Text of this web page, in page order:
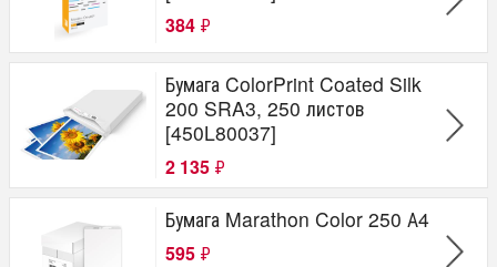
384 ₽
Бумага ColorPrint Coated Silk
200 SRA3, 250 листов
[450L80037]
2 135 ₽
Бумага Marathon Color 250 А4
595 ₽